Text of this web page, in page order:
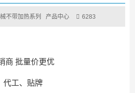
不带加热系列 产品中心 6283
商 批量价更优
代工、贴牌